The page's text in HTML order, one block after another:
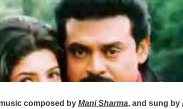
composed by Mani Sharma, and sung by